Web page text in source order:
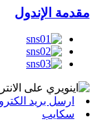
مقدمة الإندول
ارسل بريد
سكايب